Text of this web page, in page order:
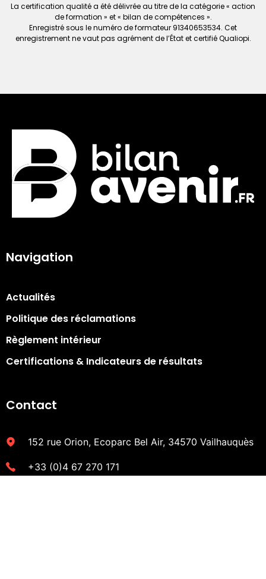
La certification qualité a été délivrée au titre de la catégorie « action
de formation » et « bilan de compétences ».
Enregistré sous le numéro de formateur 91340653534. Cet
enregistrement ne vautpas agrément de l’État et certifié Qualiopi.
Navigation
Actualités
Politique des réclamations
Règlement intérieur
Certifications & Indicateurs de résultats​
Contact
152 rue Orion, Ecoparc Bel Air, 34570 Vailhauquès
+33 (0)4 67 270 171